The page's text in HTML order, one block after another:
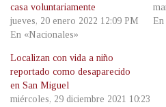
casa voluntariamente
jueves, 20 enero 2022 12:09 PM
En «Nacionales»
Localizan con vida a niño
reportado como desaparecido
en San Miguel
miércoles, 29 diciembre 2021 10:23